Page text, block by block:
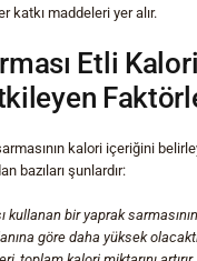
katkı maddeleri yer alır.
Etli Kalori
kalori içeriğini
bazıları şunlardır:
kullanan bir yaprak
göre daha yüksek